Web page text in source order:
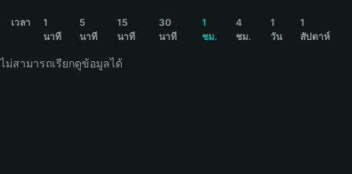
เวลา
1
นาที
5
นาที
15
นาที
30
นาที
1
ชม.
4
ชม.
1
วัน
1
สัปดาห์
ไม่สามารถเรียกดูข้อมูลได้